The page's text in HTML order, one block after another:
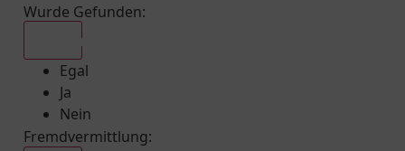
Wurde Gefunden:
Egal
Ja
Nein
Fremdvermittlung: